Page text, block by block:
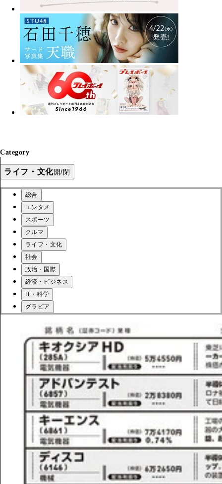
Category
ライフ・文化開/閉
総合
エンタメ
スポーツ
クルマ
ライフ・文化
社会
政治・国際
経済・ビジネス
IT・科学
グラビア